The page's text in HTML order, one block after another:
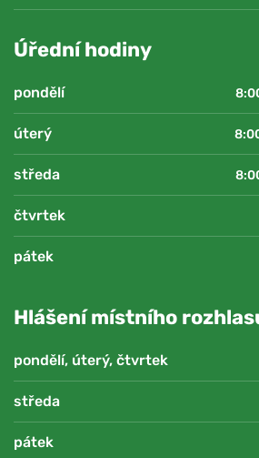
Úřední hodiny
pondělí
úterý
středa
čtvrtek
pátek
Hlášení místního
pondělí, úterý, čtvrtek
středa
pátek